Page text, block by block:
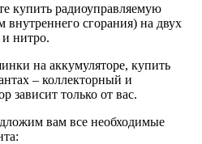
купить радиоуправляемую
сгорания) на двух
нитро.
на аккумуляторе, купить
– коллекторный и
зависит только от вас.
вам все необходимые